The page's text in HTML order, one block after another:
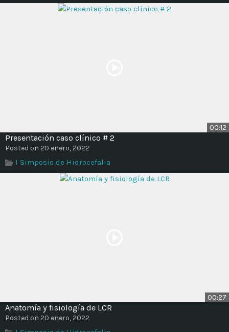
00:12
Presentación caso clínico # 2
Posted on 20 enero, 2022
I Simposio de Hidrocefalia
00:27
Anatomía y fisiología de LCR
Posted on 20 enero, 2022